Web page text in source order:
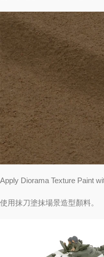
Apply Diorama Texture Paint
使用抹刀塗抹場景造型顏料。